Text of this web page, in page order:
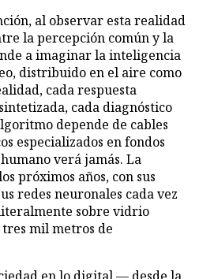
al observar esta realidad
la percepción común y la
a imaginar la inteligencia
distribuido en el aire como
cada respuesta
cada diagnóstico
depende de cables
especializados en fondos
verá jamás. La
próximos años, con sus
redes neuronales cada vez
sobre vidrio
mil metros de
en lo digital — desde la